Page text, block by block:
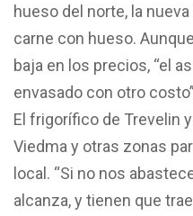
hueso del norte, la
carne con hueso.
baja en los precios, “el
envasado con otro
El frigorífico de Trevelin
Viedma y otras zonas
local. “Si no nos
alcanza, y tienen que